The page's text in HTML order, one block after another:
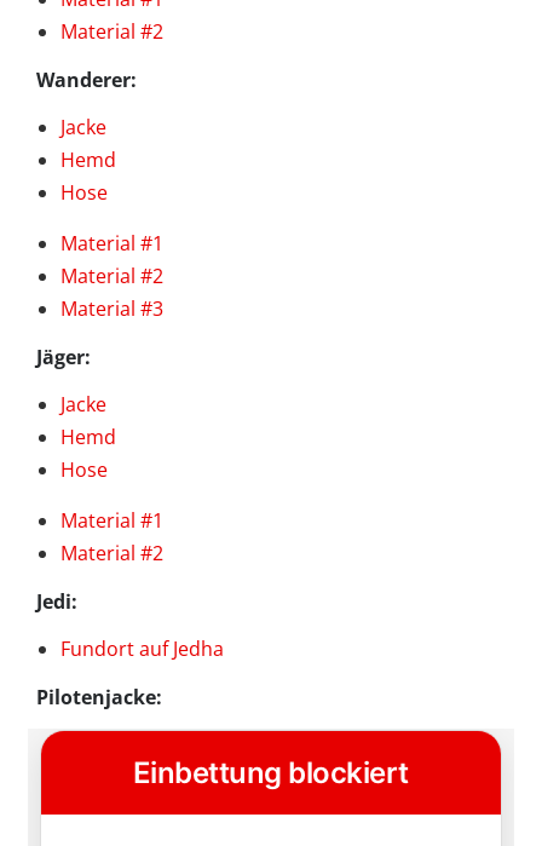
Material #2
Wanderer:
Jacke
Hemd
Hose
Material #1
Material #2
Material #3
Jäger:
Jacke
Hemd
Hose
Material #1
Material #2
Jedi:
Fundort auf Jedha
Pilotenjacke: